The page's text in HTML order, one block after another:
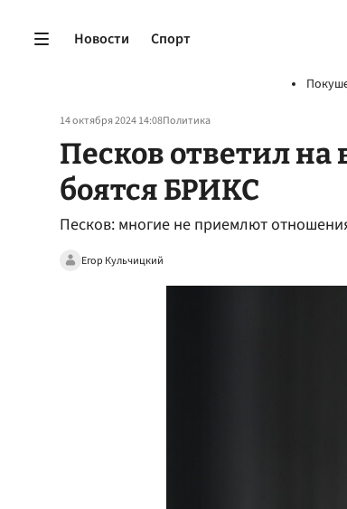
Новости Спорт
14 октября 2024 14:08Политика
Песков ответил на
боятся БРИКС
Песков: многие не приемлют
Егор Кульчицкий